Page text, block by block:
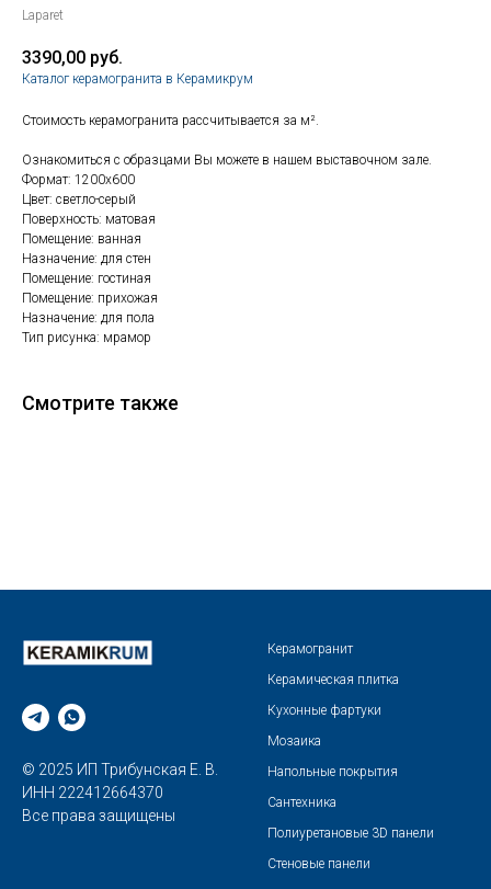
Laparet
3390,00 руб.
Каталог керамогранита в Керамикрум
Стоимость керамогранита рассчитывается за м².
Ознакомиться с образцами Вы можете в нашем выставочном зале.
Формат: 1200х600
Цвет: светло-серый
Поверхность: матовая
Помещение: ванная
Назначение: для стен
Помещение: гостиная
Помещение: прихожая
Назначение: для пола
Тип рисунка: мрамор
Смотрите также
© 2025 ИП Трибунская Е. В.
ИНН 222412664370
Все права защищены
Керамогранит
Керамическая плитка
Кухонные фартуки
Мозаика
Напольные покрытия
Сантехника
Полиуретановые 3D панели
Стеновые панели